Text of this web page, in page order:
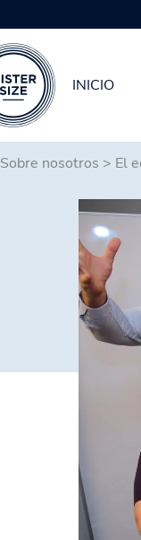
INICIO
Sobre nosotros > El